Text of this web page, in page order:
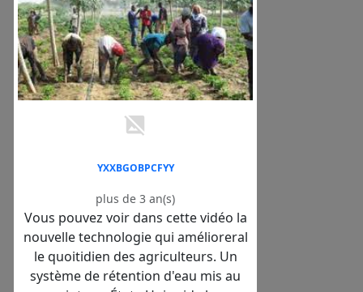
YXXBGOBPCFYY
plus de 3 an(s)
Vous pouvez voir dans cette vidéo la
nouvelle technologie qui amélioreral
le quoitidien des agriculteurs. Un
système de rétention d'eau mis au